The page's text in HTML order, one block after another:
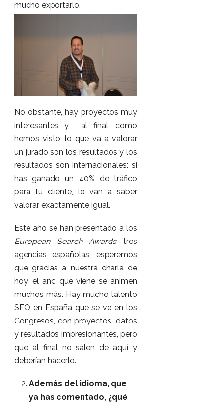
mucho exportarlo.
No obstante, hay proyectos muy
interesantes y al final, como
hemos visto, lo que va a valorar
un jurado son los resultados y los
resultados son internacionales: si
has ganado un 40% de tráfico
para tu cliente, lo van a saber
valorar exactamente igual.
Este año se han presentado a los
European Search Awardstres
agencias españolas, esperemos
que gracias a nuestra charla de
hoy, el año que viene se animen
muchos más. Hay mucho talento
SEO en España que se ve en los
Congresos, con proyectos, datos
y resultados impresionantes, pero
que al final no salen de aquí y
deberían hacerlo.
Además del idioma, que
ya has comentado, ¿qué